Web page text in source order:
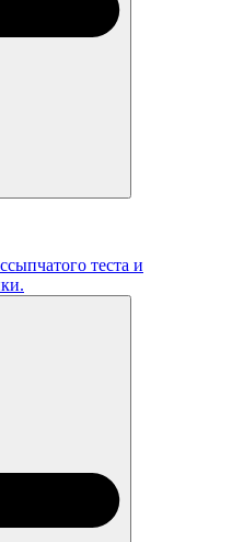
теста и